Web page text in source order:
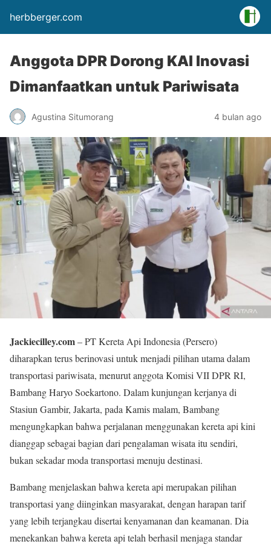
herbberger.com
Anggota DPR Dorong KAI Inovasi
Dimanfaatkan untuk Pariwisata
Agustina Situmorang 4 bulan ago
Jackiecilley.com– PT Kereta Api Indonesia (Persero)
diharapkan terus berinovasi untuk menjadi pilihan utama dalam
transportasi pariwisata, menurut anggota Komisi VII DPR RI,
Bambang Haryo Soekartono. Dalam kunjungan kerjanya di
Stasiun Gambir, Jakarta, pada Kamis malam, Bambang
mengungkapkan bahwa perjalanan menggunakan kereta api kini
dianggap sebagai bagian dari pengalaman wisata itu sendiri,
bukan sekadar moda transportasi menuju destinasi.
Bambang menjelaskan bahwa kereta api merupakan pilihan
transportasi yang diinginkan masyarakat, dengan harapan tarif
yang lebih terjangkau disertai kenyamanan dan keamanan. Dia
menekankan bahwa kereta api telah berhasil menjaga standar